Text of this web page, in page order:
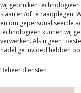
wij gebruiken
slaan en/of te raadplegen.
en om gepersonaliseerde
technologieën kunnen wij
verwerken. Als u geen
nadelige invloed hebben
Beheer diensten